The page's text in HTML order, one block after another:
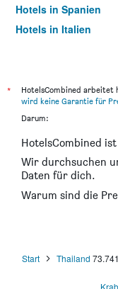
Hotels in Spanien
Hotels in Italien
*
HotelsCombined arbeitet
wird keine Garantie für
Darum:
HotelsCombined
Wir durchsuchen
Daten für dich.
Warum sind die
Start Thailand 73.741